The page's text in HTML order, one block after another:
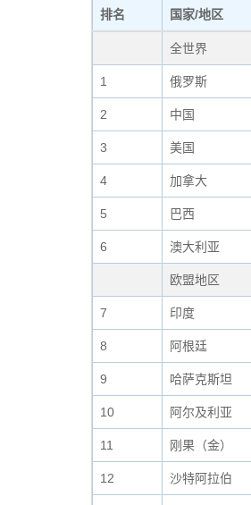
排名 国家/地区
全世界
1 俄罗斯
2 中国
3 美国
4 加拿大
5 巴西
6 澳大利亚
欧盟地区
7 印度
8 阿根廷
9 哈萨克斯坦
10 阿尔及利亚
11 刚果（金）
12 沙特阿拉伯